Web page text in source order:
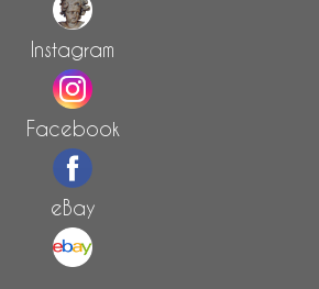
Instagram
Facebook
eBay